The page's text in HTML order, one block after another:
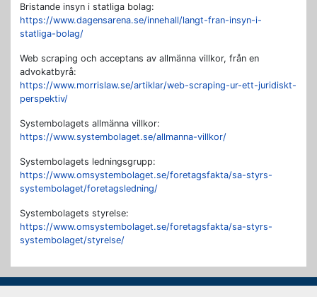
Bristande insyn i statliga bolag:
https://www.dagensarena.se/innehall/langt-fran-insyn-i-
statliga-bolag/
Web scraping och acceptans av allmänna villkor, från en
advokatbyrå:
https://www.morrislaw.se/artiklar/web-scraping-ur-ett-juridiskt-
perspektiv/
Systembolagets allmänna villkor:
https://www.systembolaget.se/allmanna-villkor/
Systembolagets ledningsgrupp:
https://www.omsystembolaget.se/foretagsfakta/sa-styrs-
systembolaget/foretagsledning/
Systembolagets styrelse:
https://www.omsystembolaget.se/foretagsfakta/sa-styrs-
systembolaget/styrelse/